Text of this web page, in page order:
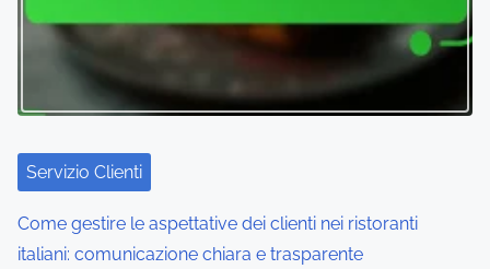
g
t
i
o
n
Servizio Clienti
Come gestire le aspettative dei clienti nei ristoranti
italiani: comunicazione chiara e trasparente